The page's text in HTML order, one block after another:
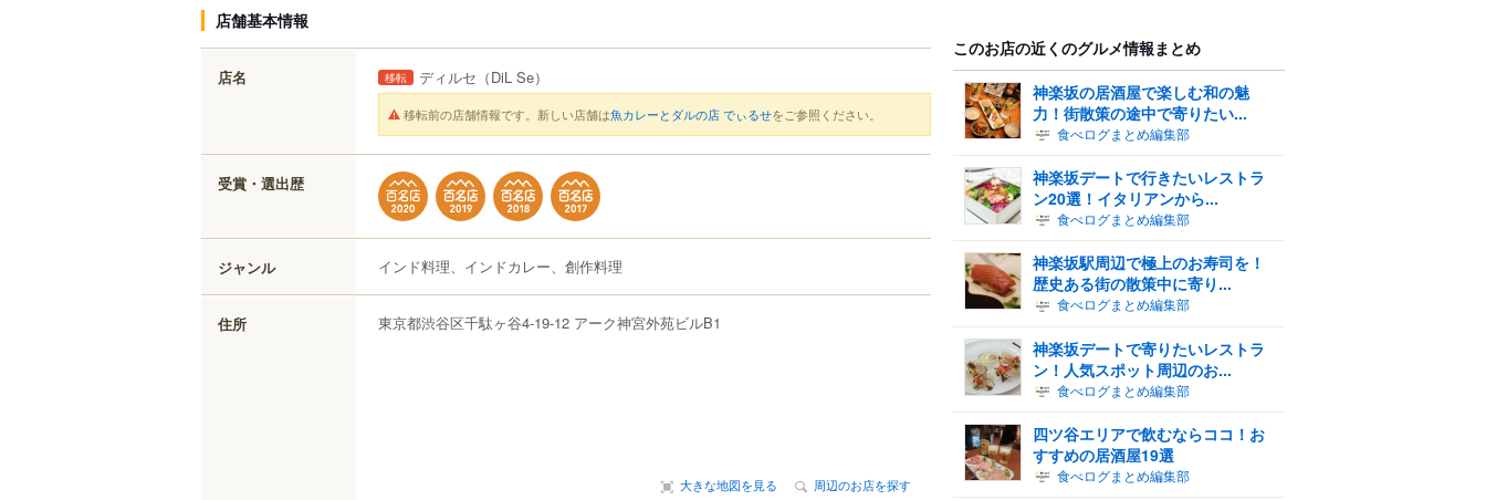
店舗基本情報
店名 移転 ディルセ （DiL Se）
移転前の店舗情報です。新しい店舗は魚カレーとダルの店 でぃるせをご参照ください。
受賞・選出歴
ジャンル インド料理、インドカレー、創作料理
住所 東京都渋谷区千駄ヶ谷4-19-12 アーク神宮外苑ビルB1
大きな地図を見る 周辺のお店を探す
このお店の近くのグルメ情報まとめ
神楽坂の居酒屋で楽しむ和の魅
力！街散策の途中で寄りたい...
食べログまとめ編集部
神楽坂デートで行きたいレストラ
ン20選！イタリアンから...
食べログまとめ編集部
神楽坂駅周辺で極上のお寿司を！
歴史ある街の散策中に寄り...
食べログまとめ編集部
神楽坂デートで寄りたいレストラ
ン！人気スポット周辺のお...
食べログまとめ編集部
四ツ谷エリアで飲むならココ！お
すすめの居酒屋19選
食べログまとめ編集部